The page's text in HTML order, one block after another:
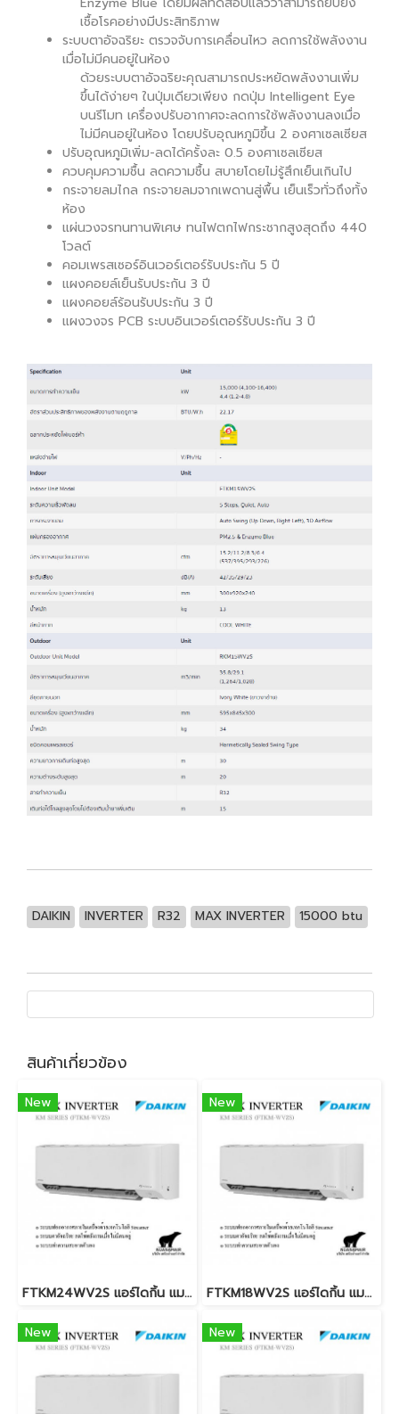
เชื้อโรคอย่างมีประสิทธิภาพ
ระบบตาอัจฉริยะ ตรวจจับการเคลื่อนไหว ลดการใช้พลังงาน
เมื่อไม่มีคนอยู่ในห้อง
ด้วยระบบตาอัจฉริยะคุณสามารถประหยัดพลังงานเพิ่ม
ขึ้นได้ง่ายๆ ในปุ่มเดียวเพียง กดปุ่ม Intelligent Eye
บนรีโมท เครื่องปรับอากาศจะลดการใช้พลังงานลงเมื่อ
ไม่มีคนอยู่ในห้อง โดยปรับอุณหภูมิขึ้น 2 องศาเซลเซียส
ปรับอุณหภูมิเพิ่ม-ลดได้ครั้งละ 0.5 องศาเซลเซียส
ควบคุมความชื้น ลดความชื้น สบายโดยไม่รู้สึกเย็นเกินไป
กระจายลมไกล กระจายลมจากเพดานสู่พื้น เย็นเร็วทั่วถึงทั้ง
ห้อง
แผ่นวงจรทนทานพิเศษ ทนไฟตกไฟกระชากสูงสุดถึง 440
โวลต์
คอมเพรสเซอร์อินเวอร์เตอร์รับประกัน 5 ปี
แผงคอยล์เย็นรับประกัน 3 ปี
แผงคอยล์ร้อนรับประกัน 3 ปี
แผงวงจร PCB ระบบอินเวอร์เตอร์รับประกัน 3 ปี
DAIKIN INVERTER R32 MAX INVERTER 15000 btu
สินค้าเกี่ยวข้อง
New
FTKM24WV2S แอร์ไดกิ้น แมกซ์ อินเวอร์เตอร์ น้ำยา R32 24,200 BTU. (DAIKIN MAX INVERTER KM SERIES) พร้อมบริการติดตั้ง
New
FTKM18WV2S แอร์ไดกิ้น แมกซ์ อินเวอร์เตอร์ น้ำยา R32 18,100 BTU. (DAIKIN MAX INVERTER KM SERIES) พร้อมบริการติดตั้ง
New New